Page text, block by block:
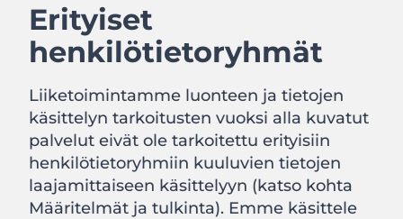
Erityiset
henkilötietoryhmät
Liiketoimintamme luonteen ja tietojen
käsittelyn tarkoitusten vuoksi alla kuvatut
palvelut eivät ole tarkoitettu erityisiin
henkilötietoryhmiin kuuluvien tietojen
laajamittaiseen käsittelyyn (katso kohta
Määritelmät ja tulkinta). Emme käsittele